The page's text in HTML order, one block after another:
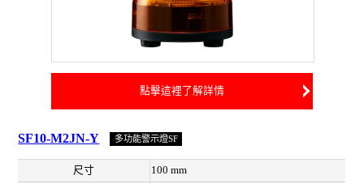
點擊這裡了解詳情
SF10-M2JN-Y 多功能警示燈SF
尺寸
100 mm